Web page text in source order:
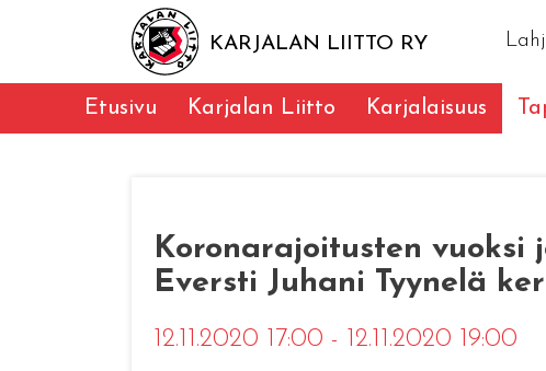
KARJALAN LIITTO RY
Etusivu Karjalan Liitto Karjalaisuus
Koronarajoitusten vuoksi
Eversti Juhani Tyynelä
12.11.2020 17:00 - 12.11.2020 19:00